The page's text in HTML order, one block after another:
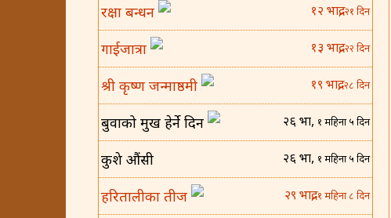
रक्षा बन्धन १२ भाद्र,२१ दिन
गाईजात्रा १३ भाद्र,२२ दिन
श्री कृष्ण जन्माष्ठमी १९ भाद्र,२८ दिन
बुवाको मुख हेर्ने दिन २६ भाद्र, १ महिना ५ दिन
कुशे औंसी २६ भाद्र, १ महिना ५ दिन
हरितालीका तीज २९ भाद्र,१ महिना ८ दिन